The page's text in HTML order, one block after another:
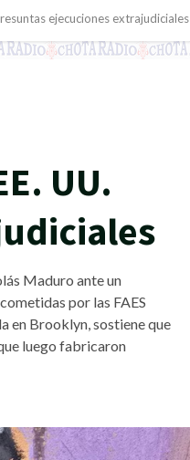
ejecuciones extrajudiciales
UU.
Maduro ante un
por las FAES
en Brooklyn, sostiene que
luego fabricaron